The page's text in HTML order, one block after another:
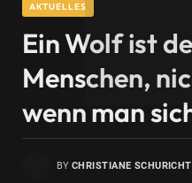
AKTUELLES
Ein Wolf ist
Menschen,
wenn man
BY CHRISTIANE SCHURICHT